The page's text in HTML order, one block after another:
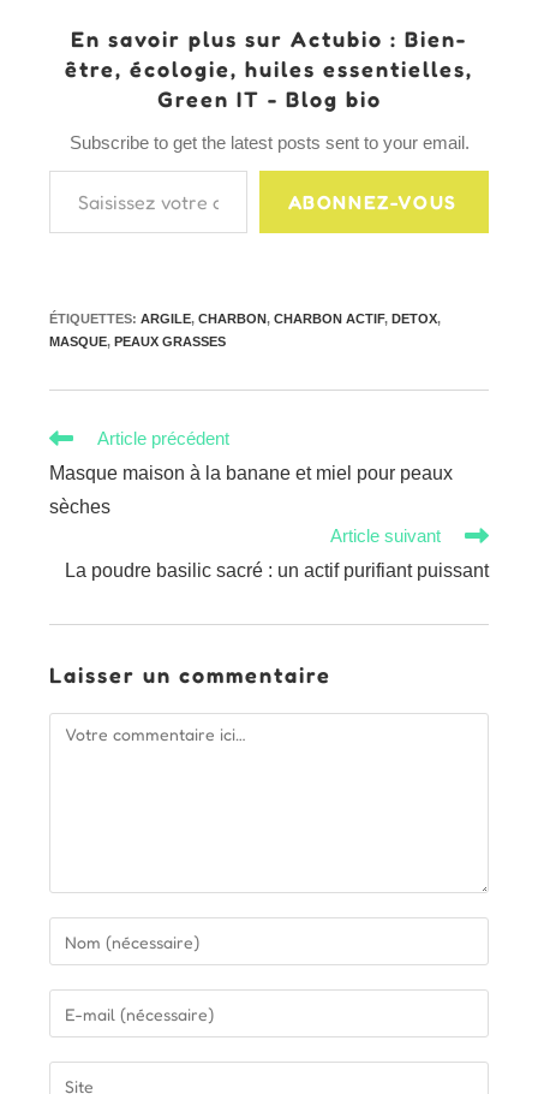
En savoir plus sur Actubio : Bien-
être, écologie, huiles essentielles,
Green IT - Blog bio
Subscribe to get the latest posts sent to your email.
Saisissez votre adresse e-mail…
ABONNEZ-VOUS
ÉTIQUETTES:ARGILE, CHARBON, CHARBON ACTIF, DETOX,
MASQUE, PEAUX GRASSES
Read
articles
Article précédent
Masque maison à la banane et miel pour peaux
sèches
Article suivant
La poudre basilic sacré : un actif purifiant puissant
Laisser un commentaire
Comment
your
name
your
email